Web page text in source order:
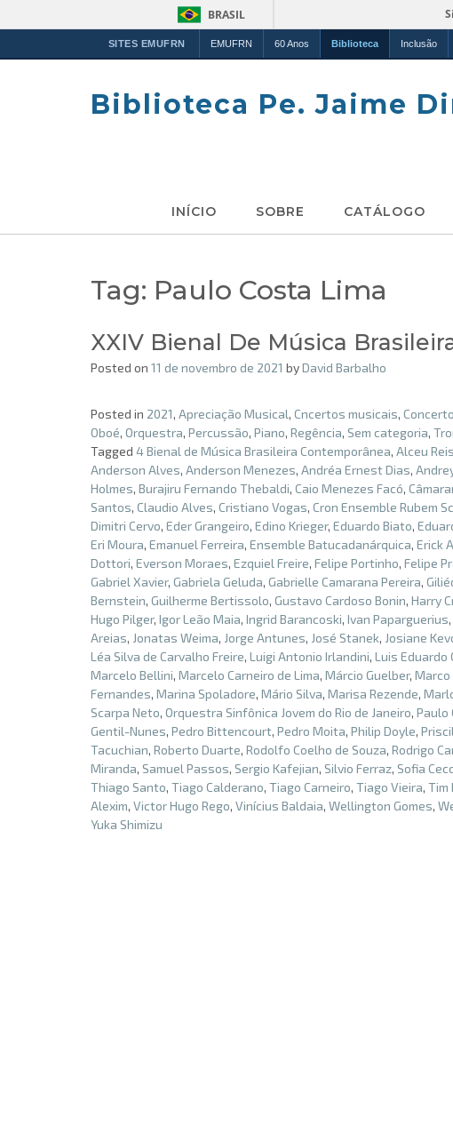
BRASIL
SITES EMUFRN EMUFRN 60 Anos Biblioteca Inclusão
Biblioteca Pe. Jaime
INÍCIO SOBRE CATÁLOGO
Tag: Paulo Costa Lima
XXIV Bienal De Música
Posted on 11 de novembro de 2021 byDavid Barbalho
Posted in 2021, Apreciação Musical, Cncertos musicais,
Oboé, Orquestra, Percussão, Piano, Regência, Sem categoria,
Tagged 4 Bienal de Música Brasileira Contemporânea, Alceu Reis
Anderson Alves, Anderson Menezes, Andréa Ernest Dias,
Holmes, Burajiru Fernando Thebaldi, Caio Menezes Facó,
Santos, Claudio Alves, Cristiano Vogas, Cron Ensemble Rubem
Dimitri Cervo, Eder Grangeiro, Edino Krieger, Eduardo Biato,
Eri Moura, Emanuel Ferreira, Ensemble Batucadanárquica, Erick
Dottori, Everson Moraes, Ezquiel Freire, Felipe Portinho, Felipe
Gabriel Xavier, Gabriela Geluda, Gabrielle Camarana Pereira,
Bernstein, Guilherme Bertissolo, Gustavo Cardoso Bonin, Harry
Hugo Pilger, Igor Leão Maia, Ingrid Barancoski, Ivan Paparguerius,
Areias, Jonatas Weima, Jorge Antunes, José Stanek, Josiane
Léa Silva de Carvalho Freire, Luigi Antonio Irlandini, Luis Eduardo
Marcelo Bellini, Marcelo Carneiro de Lima, Márcio Guelber, Marco
Fernandes, Marina Spoladore, Mário Silva, Marisa Rezende,
Scarpa Neto, Orquestra Sinfônica Jovem do Rio de Janeiro, Paulo
Gentil-Nunes, Pedro Bittencourt, Pedro Moita, Philip Doyle,
Tacuchian, Roberto Duarte, Rodolfo Coelho de Souza, Rodrigo
Miranda, Samuel Passos, Sergio Kafejian, Silvio Ferraz, Sofia
Thiago Santo, Tiago Calderano, Tiago Carneiro, Tiago Vieira, Tim
Alexim, Victor Hugo Rego, Vinícius Baldaia, Wellington Gomes,
Yuka Shimizu